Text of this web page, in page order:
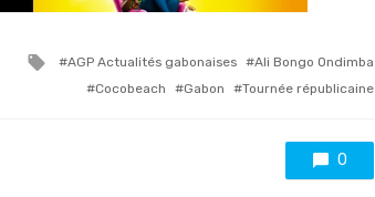
Tagged
AGP Actualités gabonaises
Ali Bongo Ondimba
Cocobeach
Gabon Tournée républicaine
0